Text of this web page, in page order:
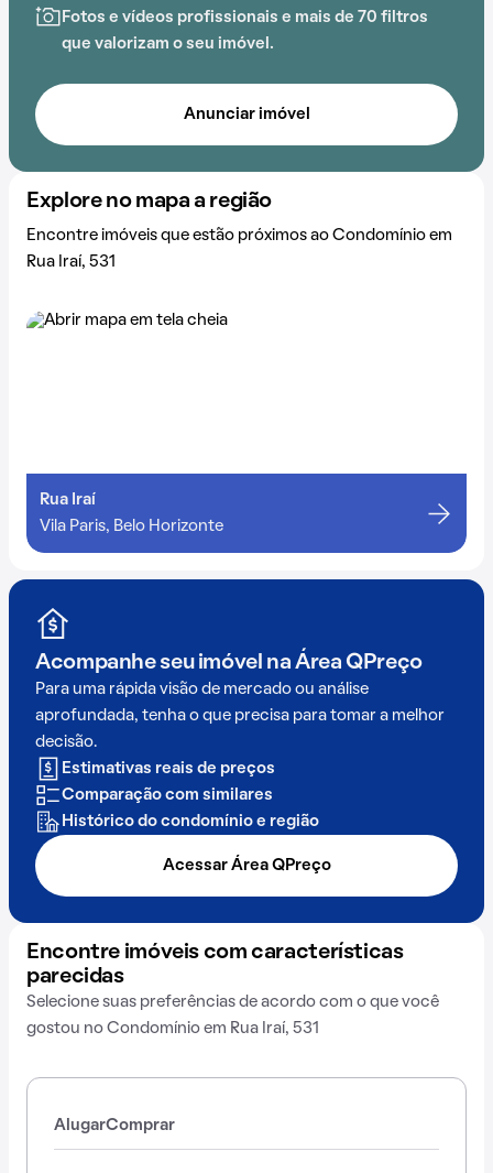
que residem no local.
Fotos e vídeos profissionais e mais de 70 filtros
que valorizam o seu imóvel.
Anunciar imóvel
Explore no mapa a região
Encontre imóveis que estão próximos ao Condomínio em
Rua Iraí, 531
Rua Iraí
Vila Paris, Belo Horizonte
Acompanhe seu imóvel na Área QPreço
Para uma rápida visão de mercado ou análise
aprofundada, tenha o que precisa para tomar a melhor
decisão.
Estimativas reais de preços
Comparação com similares
Histórico do condomínio e região
Acessar Área QPreço
Encontre imóveis com características
parecidas
Selecione suas preferências de acordo com o que você
gostou no Condomínio em Rua Iraí, 531
AlugarComprar